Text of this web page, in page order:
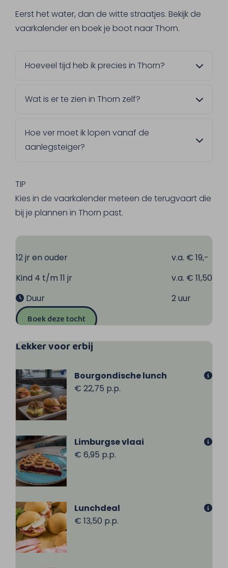
Eerst het water, dan de witte straatjes. Bekijk de
vaarkalender en boek je boot naar Thorn.
Hoeveel tijd heb ik precies in Thorn?
een terugvaart die bij jouw plannen past,
lunch in Thorn.
Wat is er te zien in Thorn zelf?
waarvan het oudste gedeelte uit de 10e
eeuw stamt. Ook een wandeling in het
Hoe ver moet ik lopen vanaf de
aanlegsteiger?
ongeveer 10 minuten lopen van de steiger.
Je hebt dus geen lange wandeling nodig
om het stadje te bereiken.
TIP
Kies in de vaarkalender meteen de terugvaart die
bij je plannen in Thorn past.
12 jr en ouder
v.a. € 19,-
Kind 4 t/m 11 jr
v.a. € 11,50
Duur
2 uur
Boek deze tocht
Lekker voor erbij
Bourgondische lunch
€ 22,75 p.p.
Limburgse vlaai
€ 6,95 p.p.
Lunchdeal
€ 13,50 p.p.